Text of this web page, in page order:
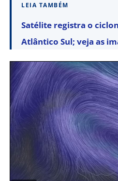
LEIA TAMBÉM
Satélite registra o
Atlântico Sul; veja as